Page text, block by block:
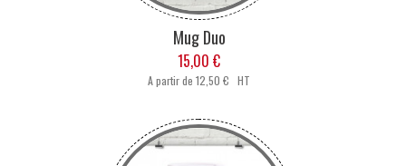
Mug Duo
15,00 €
A partir de12,50 € HT